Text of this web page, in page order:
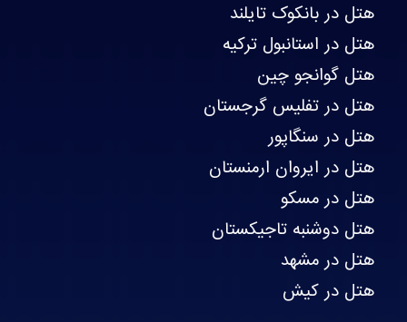
هتل در بانکوک تایلند
هتل در استانبول ترکیه
هتل گوانجو چین
هتل در تفلیس گرجستان
هتل در سنگاپور
هتل در ایروان ارمنستان
هتل در مسکو
هتل دوشنبه تاجیکستان
هتل در مشهد
هتل در کیش